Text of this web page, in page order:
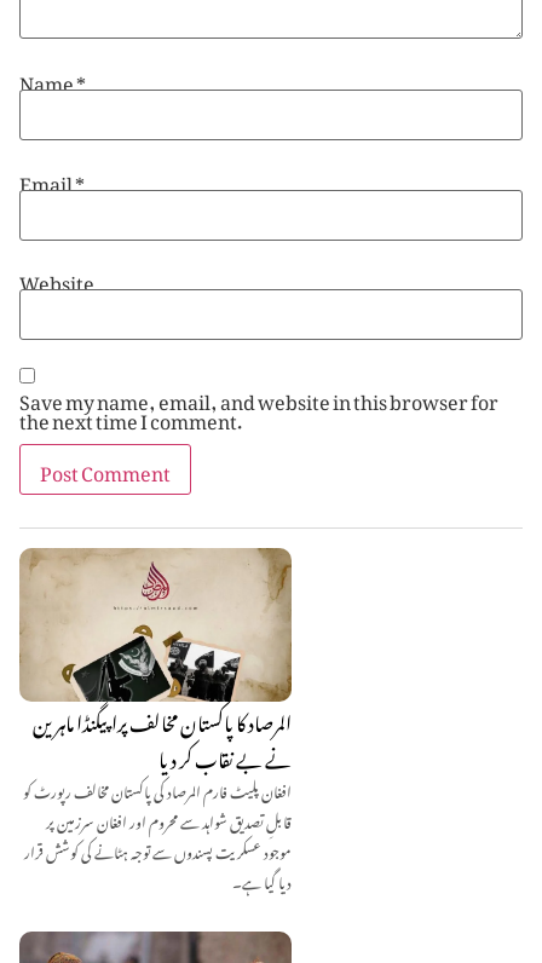
المرصاد کا پاکستان مخالف پراپیگنڈا ماہرین
نے بے نقاب کر دیا
افغان پلیٹ فارم المرصاد کی پاکستان مخالف رپورٹ کو
قابلِ تصدیق شواہد سے محروم اور افغان سرزمین پر
موجود عسکریت پسندوں سے توجہ ہٹانے کی کوشش قرار
دیا گیا ہے۔
Name*
Email*
Website
Save my name, email, and website in this browser for
the next time I comment.